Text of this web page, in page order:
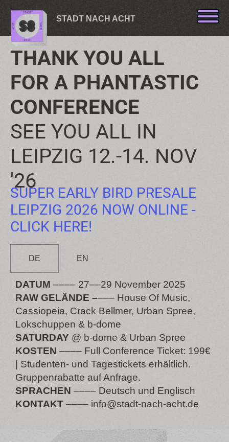
Skip to content
STADT NACH ACHT
THANK YOU ALL
FOR A PHANTASTIC
CONFERENCE
SEE YOU ALL IN
LEIPZIG 12.-14. NOV
'26
SUPER EARLY BIRD PRESALE
LEIPZIG 2026 NOW ONLINE -
CLICK HERE!
DE EN
DATUM –––– 27––29 November 2025
RAW GELÄNDE –––– House Of Music,
Cassiopeia, Crack Bellmer, Urban Spree,
Lokschuppen & b-dome
SATURDAY @ b-dome & Urban Spree
KOSTEN –––– Full Conference Ticket: 199€
| Studenten- und Tagestickets erhältlich.
Gruppenrabatte auf Anfrage.
SPRACHEN –––– Deutsch und Englisch
KONTAKT –––– info@stadt-nach-acht.de